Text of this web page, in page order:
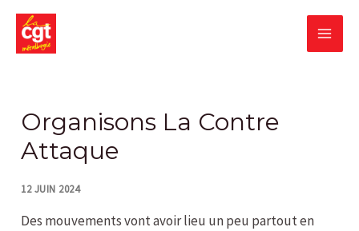
content
Organisons La Contre
Attaque
12 JUIN 2024
Des mouvements vont avoir lieu un peu partout en